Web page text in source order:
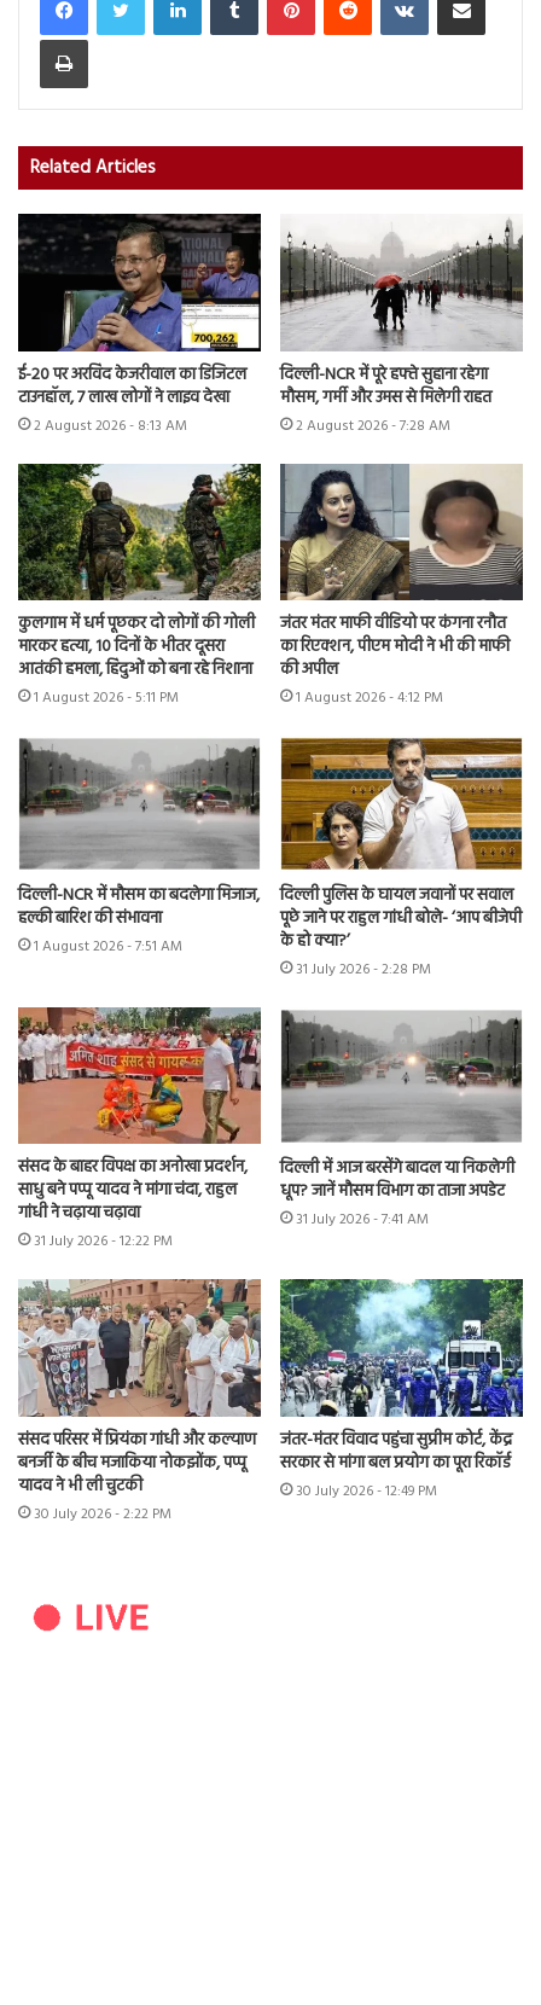
Print
Related Articles
ई-20 पर अरविंद केजरीवाल का डिजिटल
टाउनहॉल, 7 लाख लोगों ने लाइव देखा
2 August 2026 - 8:13 AM
दिल्ली-NCR में पूरे हफ्ते सुहाना रहेगा
मौसम, गर्मी और उमस से मिलेगी राहत
2 August 2026 - 7:28 AM
कुलगाम में धर्म पूछकर दो लोगों की गोली
मारकर हत्या, 10 दिनों के भीतर दूसरा
आतंकी हमला, हिंदुओं को बना रहे निशाना
1 August 2026 - 5:11 PM
जंतर मंतर माफी वीडियो पर कंगना रनौत
का रिएक्शन, पीएम मोदी ने भी की माफी
की अपील
1 August 2026 - 4:12 PM
दिल्ली-NCR में मौसम का बदलेगा मिजाज,
हल्की बारिश की संभावना
1 August 2026 - 7:51 AM
दिल्ली पुलिस के घायल जवानों पर सवाल
पूछे जाने पर राहुल गांधी बोले- ‘आप बीजेपी
के हो क्या?’
31 July 2026 - 2:28 PM
संसद के बाहर विपक्ष का अनोखा प्रदर्शन,
साधु बने पप्पू यादव ने मांगा चंदा, राहुल
गांधी ने चढ़ाया चढ़ावा
31 July 2026 - 12:22 PM
दिल्ली में आज बरसेंगे बादल या निकलेगी
धूप? जानें मौसम विभाग का ताजा अपडेट
31 July 2026 - 7:41 AM
संसद परिसर में प्रियंका गांधी और कल्याण
बनर्जी के बीच मजाकिया नोकझोंक, पप्पू
यादव ने भी ली चुटकी
30 July 2026 - 2:22 PM
जंतर-मंतर विवाद पहुंचा सुप्रीम कोर्ट, केंद्र
सरकार से मांगा बल प्रयोग का पूरा रिकॉर्ड
30 July 2026 - 12:49 PM